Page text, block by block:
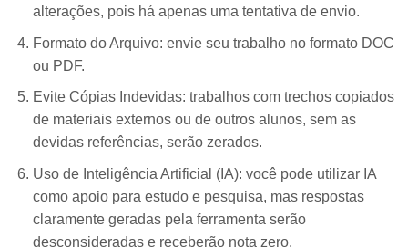
alterações, pois há apenas uma tentativa de envio.
Formato do Arquivo: envie seu trabalho no formato DOC
ou PDF.
Evite Cópias Indevidas: trabalhos com trechos copiados
de materiais externos ou de outros alunos, sem as
devidas referências, serão zerados.
Uso de Inteligência Artificial (IA): você pode utilizar IA
como apoio para estudo e pesquisa, mas respostas
claramente geradas pela ferramenta serão
desconsideradas e receberão nota zero.